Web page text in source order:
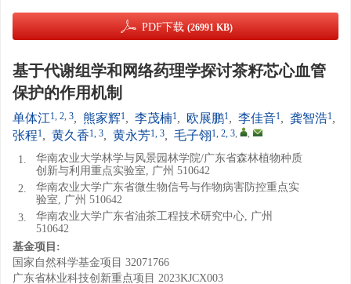
PDF下载 (26991 KB)
基于代谢组学和网络药理学探讨茶籽芯心血管
保护的作用机制
单体江1, 2, 3, 熊家辉1, 李茂楠1, 欧展鹏1, 李佳音1, 龚智浩1,
张程1, 黄久香1, 3, 黄永芳1, 3, 毛子翎1, 2, 3, ,
1.
华南农业大学林学与风景园林学院/广东省森林植物种质
创新与利用重点实验室, 广州 510642
2.
华南农业大学广东省微生物信号与作物病害防控重点实
验室, 广州 510642
3.
华南农业大学广东省油茶工程技术研究中心, 广州
510642
基金项目:
国家自然科学基金项目 32071766
广东省林业科技创新重点项目 2023KJCX003